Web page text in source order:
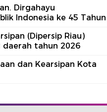
Dirgahayu
Indonesia ke 45 Tahun
(Dipersip Riau)
tahun 2026
dan Kearsipan Kota